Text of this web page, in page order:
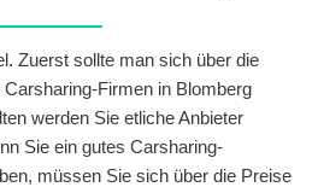
Zuerst sollte man sich über die
Firmen in Blomberg
werden Sie etliche Anbieter
Sie ein gutes Carsharing-
müssen Sie sich über die Preise